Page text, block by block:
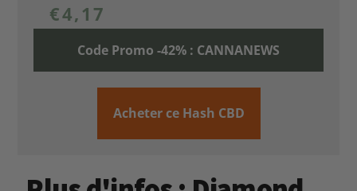
€4,17
Code Promo -42% : CANNANEWS
Acheter ce Hash CBD